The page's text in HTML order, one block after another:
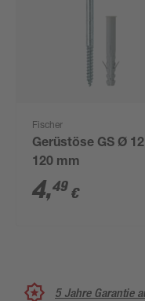
Fischer
Gerüstöse GS Ø
120 mm
4,49 €
5 Jahre Garantie